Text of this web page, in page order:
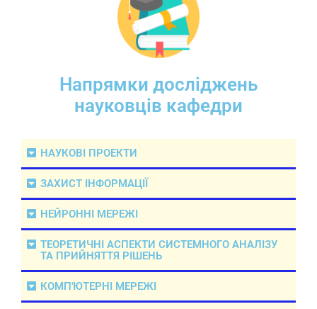
Напрямки досліджень
науковців кафедри
НАУКОВІ ПРОЕКТИ
ЗАХИСТ ІНФОРМАЦІЇ
НЕЙРОННІ МЕРЕЖІ
ТЕОРЕТИЧНІ АСПЕКТИ СИСТЕМНОГО АНАЛІЗУ
ТА ПРИЙНЯТТЯ РІШЕНЬ
КОМП'ЮТЕРНІ МЕРЕЖІ